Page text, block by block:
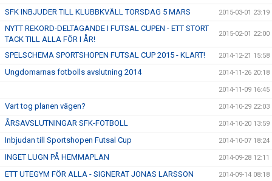
SFK INBJUDER TILL KLUBBKVÄLL TORSDAG 5 MARS 2015-03-01 23:19
NYTT REKORD-DELTAGANDE I FUTSAL CUPEN - ETT STORT
TACK TILL ALLA FÖR I ÅR!
2015-02-01 22:00
SPELSCHEMA SPORTSHOPEN FUTSAL CUP 2015 - KLART! 2014-12-21 15:58
Ungdomarnas fotbolls avslutning 2014 2014-11-26 20:18
2014-11-09 16:45
Vart tog planen vägen? 2014-10-29 22:03
ÅRSAVSLUTNINGAR SFK-FOTBOLL 2014-10-20 13:59
Inbjudan till Sportshopen Futsal Cup 2014-10-07 18:24
INGET LUGN PÅ HEMMAPLAN 2014-09-28 12:11
ETT UTEGYM FÖR ALLA - SIGNERAT JONAS LARSSON 2014-09-14 08:18